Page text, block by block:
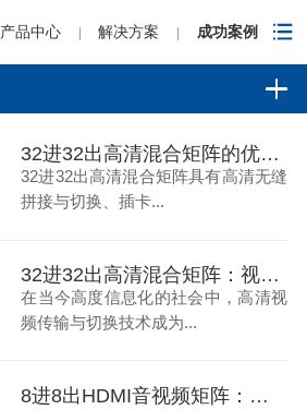
产品中心 | 解决方案 | 成功案例
32进32出高清混合矩阵的优点-碧云祥
32进32出高清混合矩阵具有高清无缝
拼接与切换、插卡...
32进32出高清混合矩阵：视频传输与切换的新标杆
在当今高度信息化的社会中，高清视
频传输与切换技术成为...
8进8出HDMI音视频矩阵：教育领域的多媒体控制革新